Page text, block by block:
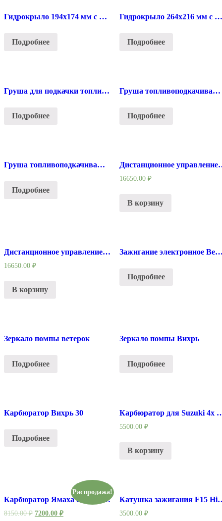
Гидрокрыло 194х174 мм с крепежом, 8-50 л.с.
Подробнее
Гидрокрыло 264х216 мм с крепежом, 8-100 л.с.
Подробнее
Груша для подкачки топлива Вихрь
Подробнее
Груша топливоподкачивающая для лодочных моторов, 5/16″
Подробнее
Груша топливоподкачивающая для лодочных моторов, 8 мм
Подробнее
Дистанционное
16650.00 ₽
В корзину
Дистанционное управление 703 с кнопкой гидроподьема Тянет 10pin
16650.00 ₽
В корзину
Зажигание
Подробнее
Зеркало помпы ветерок
Подробнее
Зеркало помпы Вихрь
Подробнее
Карбюратор Вихрь 30
Подробнее
Карбюратор для
5500.00 ₽
В корзину
Распродажа!
Карбюратор Ямаха Парсун 9.9-15
8150.00₽ 7200.00 ₽
Катушка зажигания
3500.00 ₽